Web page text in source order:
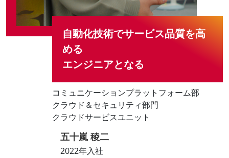
自動化技術でサービス品質を高
める
エンジニアとなる
コミュニケーションプラットフォーム部
クラウド＆セキュリティ部門
クラウドサービスユニット
五十嵐 稜二
2022年入社